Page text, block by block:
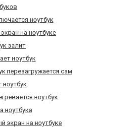
ноутбук
на ноутбуке
залит
ноутбук
перезагружается сам
ноутбук
ноутбук
ноутбука
экран на ноутбуке